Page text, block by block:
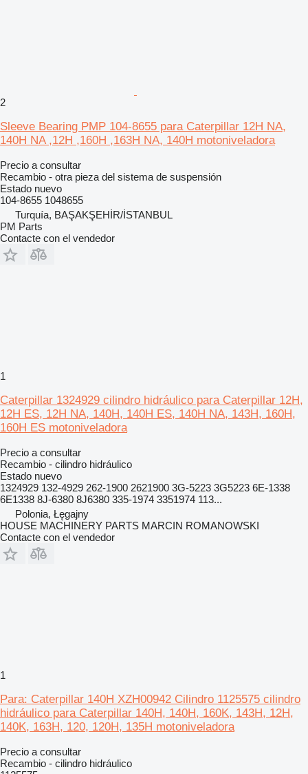
2
Sleeve Bearing PMP 104-8655 para Caterpillar 12H NA,
140H NA ,12H ,160H ,163H NA, 140H motoniveladora
Precio a consultar
Recambio - otra pieza del sistema de suspensión
Estado nuevo
104-8655 1048655
Turquía, BAŞAKŞEHİR/İSTANBUL
PM Parts
Contacte con el vendedor
1
Caterpillar 1324929 cilindro hidráulico para Caterpillar 12H,
12H ES, 12H NA, 140H, 140H ES, 140H NA, 143H, 160H,
160H ES motoniveladora
Precio a consultar
Recambio - cilindro hidráulico
Estado nuevo
1324929 132-4929 262-1900 2621900 3G-5223 3G5223 6E-1338
6E1338 8J-6380 8J6380 335-1974 3351974 113...
Polonia, Łęgajny
HOUSE MACHINERY PARTS MARCIN ROMANOWSKI
Contacte con el vendedor
1
Para: Caterpillar 140H XZH00942 Cilindro 1125575 cilindro
hidráulico para Caterpillar 140H, 140H, 160K, 143H, 12H,
140K, 163H, 120, 120H, 135H motoniveladora
Precio a consultar
Recambio - cilindro hidráulico